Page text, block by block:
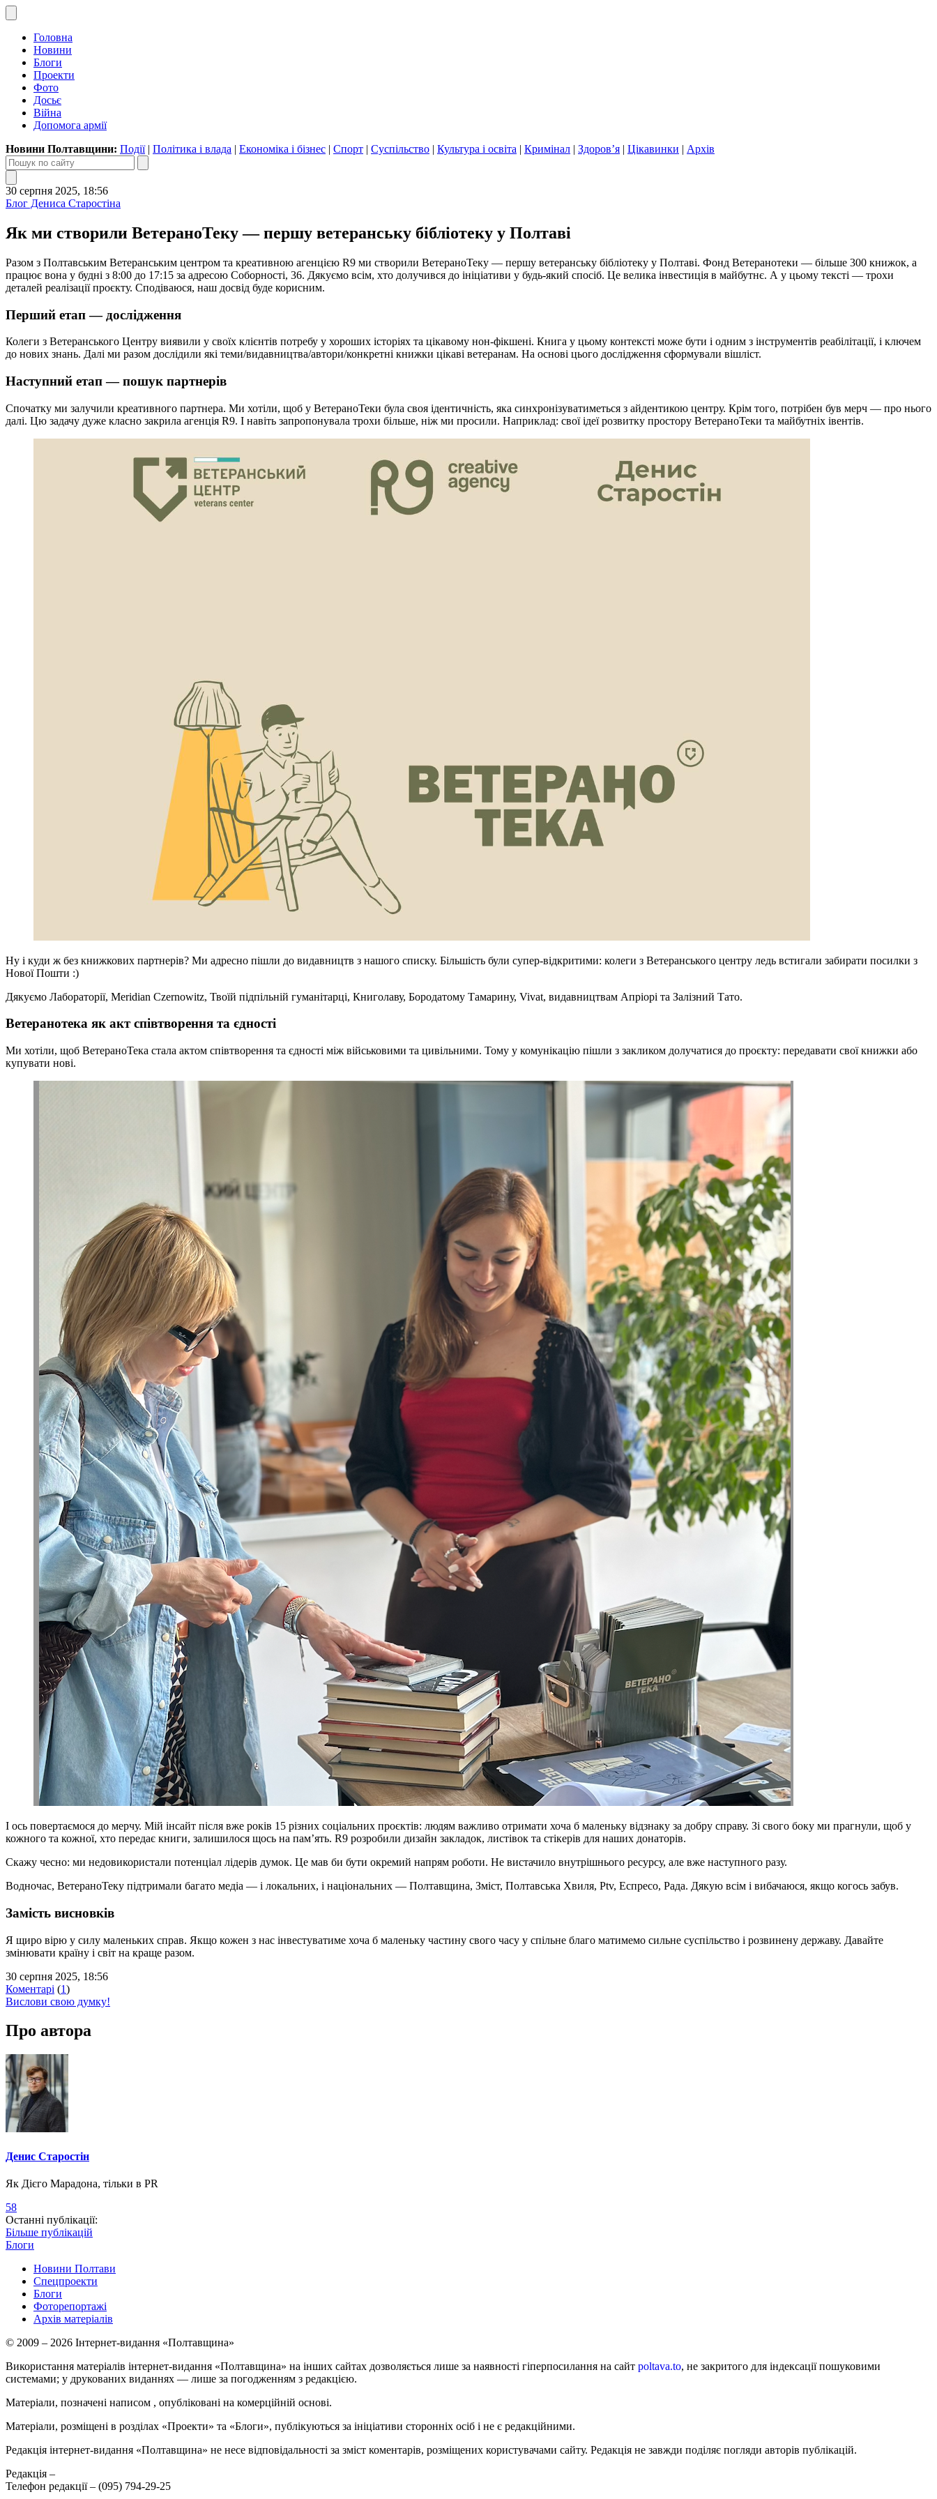
Головна
Новини
Блоги
Проекти
Фото
Досьє
Війна
Допомога армії
Новини Полтавщини: Події| Політика і влада | Економіка і бізнес | Спорт | Суспільство | Культура і освіта | Кримінал | Здоров’я | Цікавинки | Архів
30 серпня 2025, 18:56
Блог Дениса Старостіна
Як ми створили ВетераноТеку — першу ветеранську бібліотеку у Полтаві
Разом з Полтавським Ветеранським центром та креативною агенцією R9 ми створили ВетераноТеку — першу ветеранську бібліотеку у Полтаві. Фонд Ветеранотеки — більше 300 книжок, а
працює вона у будні з 8:00 до 17:15 за адресою Соборності, 36. Дякуємо всім, хто долучився до ініціативи у будь-який спосіб. Це велика інвестиція в майбутнє. А у цьому тексті — трохи
деталей реалізації проєкту. Сподіваюся, наш досвід буде корисним.
Перший етап — дослідження
Колеги з Ветеранського Центру виявили у своїх клієнтів потребу у хороших історіях та цікавому нон-фікшені. Книга у цьому контексті може бути і одним з інструментів реабілітації, і ключем
до нових знань. Далі ми разом дослідили які теми/видавництва/автори/конкретні книжки цікаві ветеранам. На основі цього дослідження сформували вішліст.
Наступний етап — пошук партнерів
Спочатку ми залучили креативного партнера. Ми хотіли, щоб у ВетераноТеки була своя ідентичність, яка синхронізуватиметься з айдентикою центру. Крім того, потрібен був мерч — про нього
далі. Цю задачу дуже класно закрила агенція R9. І навіть запропонувала трохи більше, ніж ми просили. Наприклад: свої ідеї розвитку простору ВетераноТеки та майбутніх івентів.
Ну і куди ж без книжкових партнерів? Ми адресно пішли до видавництв з нашого списку. Більшість були супер-відкритими: колеги з Ветеранського центру ледь встигали забирати посилки з
Нової Пошти :)
Дякуємо Лабораторії, Meridian Czernowitz, Твоїй підпільній гуманітарці, Книголаву, Бородатому Тамарину, Vivat, видавництвам Апріорі та Залізний Тато.
Ветеранотека як акт співтворення та єдності
Ми хотіли, щоб ВетераноТека стала актом співтворення та єдності між військовими та цивільними. Тому у комунікацію пішли з закликом долучатися до проєкту: передавати свої книжки або
купувати нові.
І ось повертаємося до мерчу. Мій інсайт після вже років 15 різних соціальних проєктів: людям важливо отримати хоча б маленьку відзнаку за добру справу. Зі свого боку ми прагнули, щоб у
кожного та кожної, хто передає книги, залишилося щось на памʼять. R9 розробили дизайн закладок, листівок та стікерів для наших донаторів.
Скажу чесно: ми недовикористали потенціал лідерів думок. Це мав би бути окремий напрям роботи. Не вистачило внутрішнього ресурсу, але вже наступного разу.
Водночас, ВетераноТеку підтримали багато медіа — і локальних, і національних — Полтавщина, Зміст, Полтавська Хвиля, Ptv, Еспресо, Рада. Дякую всім і вибачаюся, якщо когось забув.
Замість висновків
Я щиро вірю у силу маленьких справ. Якщо кожен з нас інвестуватиме хоча б маленьку частину свого часу у спільне благо матимемо сильне суспільство і розвинену державу. Давайте
змінювати країну і світ на краще разом.
30 серпня 2025, 18:56
Коментарі (1)
Вислови свою думку!
Про автора
Денис Старостін
Як Дієго Марадона, тільки в PR
58
Останні публікації:
Більше публікацій
Блоги
Новини Полтави
Спецпроекти
Блоги
Фоторепортажі
Архів матеріалів
© 2009 – 2026 Інтернет-видання «Полтавщина»
Використання матеріалів інтернет-видання «Полтавщина» на інших сайтах дозволяється лише за наявності гіперпосилання на сайт poltava.to, не закритого для індексації пошуковими
системами; у друкованих виданнях — лише за погодженням з редакцією.
Матеріали, позначені написом , опубліковані на комерційній основі.
Матеріали, розміщені в розділах «Проекти» та «Блоги», публікуються за ініціативи сторонніх осіб і не є редакційними.
Редакція інтернет-видання «Полтавщина» не несе відповідальності за зміст коментарів, розміщених користувачами сайту. Редакція не завжди поділяє погляди авторів публікацій.
Редакція –
Телефон редакції – (095) 794-29-25